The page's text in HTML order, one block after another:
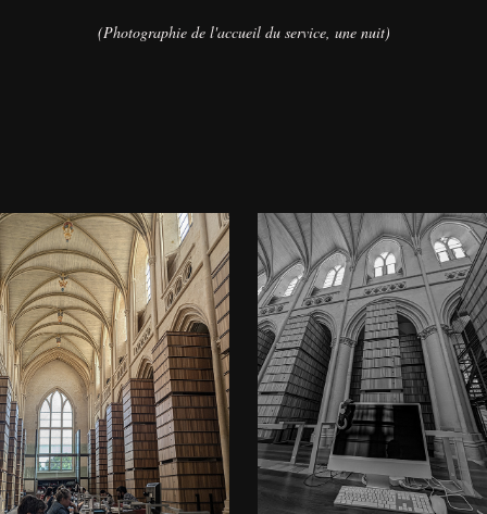
(Photographie de l'accueil du service, une nuit)